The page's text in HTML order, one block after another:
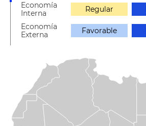
Economía
Interna
Regular
Economía
Externa
Favorable